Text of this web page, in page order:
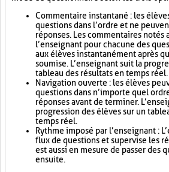
Commentaire instantané : les
questions dans l’ordre et ne
réponses. Les commentaires notés
l’enseignant pour chacune des
aux élèves instantanément après
soumise. L’enseignant suit la
tableau des résultats en temps réel.
Navigation ouverte : les élèves
questions dans n’importe quel
réponses avant de terminer.
progression des élèves sur un
temps réel.
Rythme imposé par l’enseignant :
flux de questions et supervise les
est aussi en mesure de passer des
ensuite.